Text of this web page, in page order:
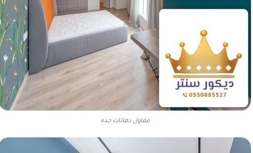
مقاول دهانات جده